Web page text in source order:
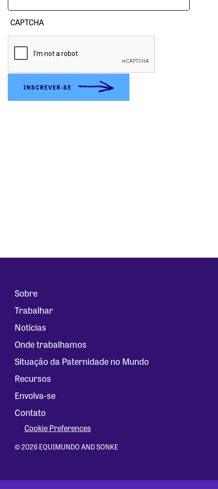
CAPTCHA
Sobre
Trabalhar
Notícias
Onde trabalhamos
Situação da Paternidade no Mundo
Recursos
Envolva-se
Contato
Cookie Preferences
© 2026 EQUIMUNDO AND SONKE